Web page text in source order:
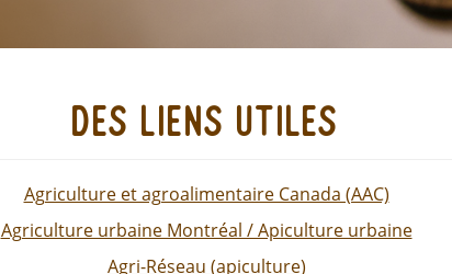
des liens utiles
Agriculture et agroalimentaire Canada (AAC)
Agriculture urbaine Montréal / Apiculture urbaine
Agri-Réseau (apiculture)